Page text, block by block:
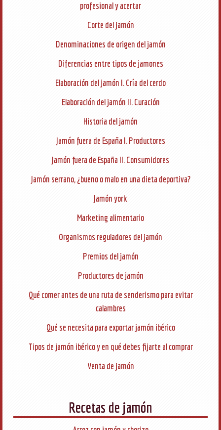
profesional y acertar
Corte del jamón
Denominaciones de origen del jamón
Diferencias entre tipos de jamones
Elaboración del jamón I. Cría del cerdo
Elaboración del jamón II. Curación
Historia del jamón
Jamón fuera de España I. Productores
Jamón fuera de España II. Consumidores
Jamón serrano, ¿bueno o malo en una dieta deportiva?
Jamón york
Marketing alimentario
Organismos reguladores del jamón
Premios del jamón
Productores de jamón
Qué comer antes de una ruta de senderismo para evitar
calambres
Qué se necesita para exportar jamón ibérico
Tipos de jamón ibérico y en qué debes fijarte al comprar
Venta de jamón
Recetas de jamón